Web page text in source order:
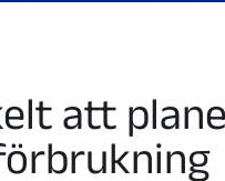
att